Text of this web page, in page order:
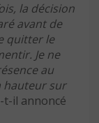
la décision
avant de
quitter le
Je ne
au
hauteur sur
t-il annoncé